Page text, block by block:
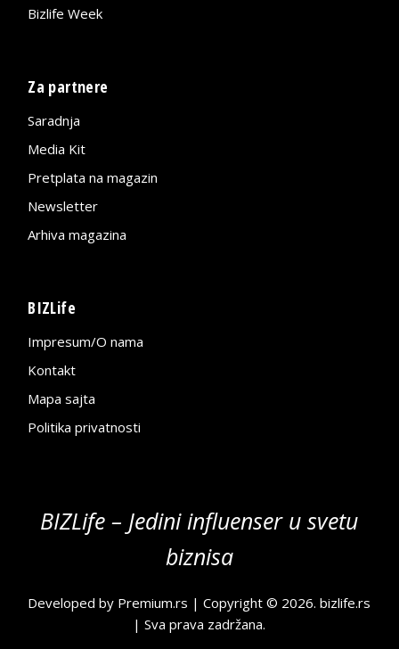
Bizlife Week
Za partnere
Saradnja
Media Kit
Pretplata na magazin
Newsletter
Arhiva magazina
BIZLife
Impresum/O nama
Kontakt
Mapa sajta
Politika privatnosti
BIZLife – Jedini influenser u svetu
biznisa
Developed by Premium.rs | Copyright © 2026.bizlife.rs
| Sva prava zadržana.